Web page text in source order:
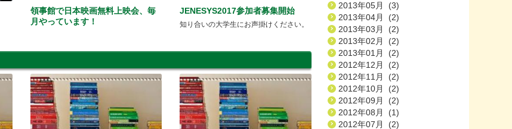
領事館で日本映画無料上映会、毎
月やっています！
JENESYS2017参加者募集開始
知り合いの大学生にお声掛けください。
2013年05月 (3)
2013年04月 (2)
2013年03月 (2)
2013年02月 (2)
2013年01月 (2)
2012年12月 (2)
2012年11月 (2)
2012年10月 (2)
2012年09月 (2)
2012年08月 (1)
2012年07月 (2)